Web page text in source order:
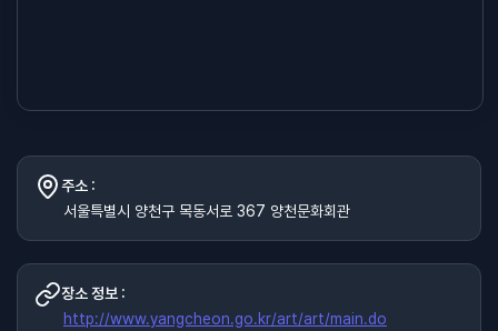
주소 :
서울특별시 양천구 목동서로 367 양천문화회관
장소 정보 :
http://www.yangcheon.go.kr/art/art/main.do